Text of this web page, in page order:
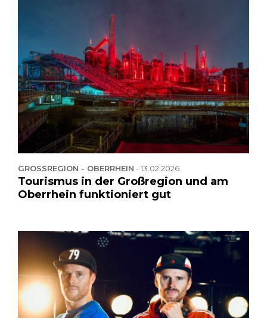
GROSSREGION - OBERRHEIN -13.02.2026
Tourismus in der Großregion und am
Oberrhein funktioniert gut